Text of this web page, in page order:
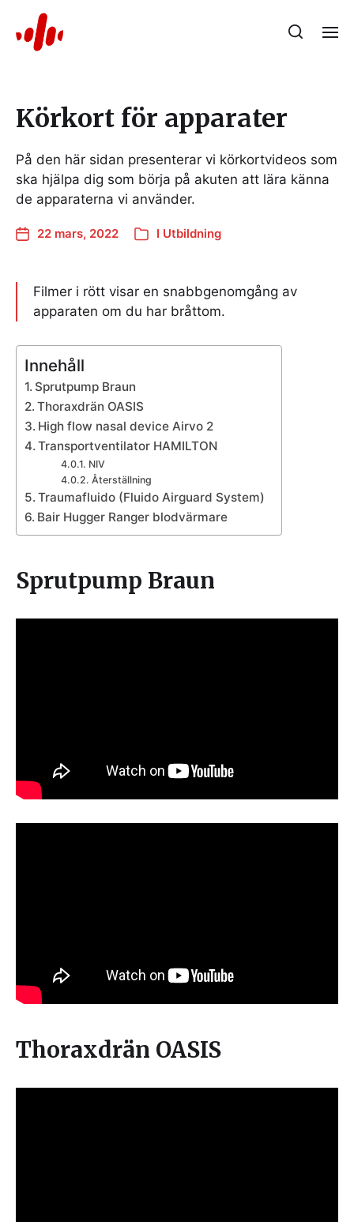
Körkort för apparater
På den här sidan presenterar vi körkortvideos som
ska hjälpa dig som börja på akuten att lära känna
de apparaterna vi använder.
22 mars, 2022 I Utbildning
Filmer i rött visar en snabbgenomgång av
apparaten om du har bråttom.
Innehåll
Sprutpump Braun
Thoraxdrän OASIS
High flow nasal device Airvo 2
Transportventilator HAMILTON
NIV
Återställning
Traumafluido (Fluido Airguard System)
Bair Hugger Ranger blodvärmare
Sprutpump Braun
Thoraxdrän OASIS